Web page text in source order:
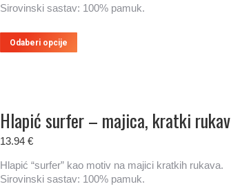
stranici
proizvoda
Sirovinski sastav: 100% pamuk.
Odaberi opcije
proizvod
se
na
stranici
Hlapić surfer – majica, kratki rukav
13.94 €
Hlapić “surfer” kao motiv na majici kratkih rukava.
Sirovinski sastav: 100% pamuk.